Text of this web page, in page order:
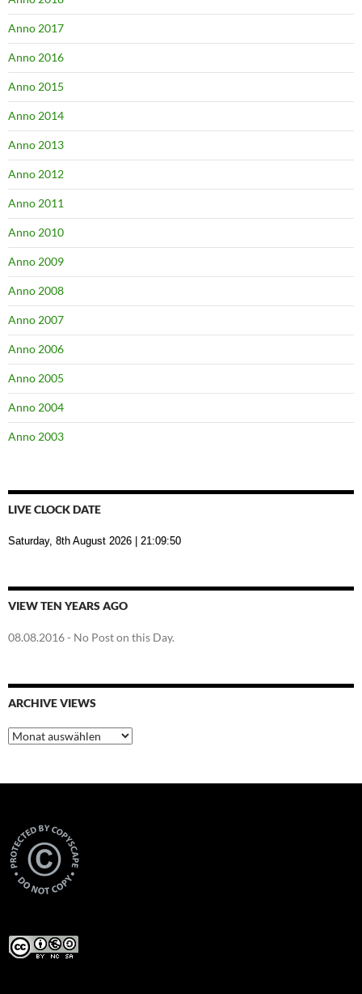
Anno 2017
Anno 2016
Anno 2015
Anno 2014
Anno 2013
Anno 2012
Anno 2011
Anno 2010
Anno 2009
Anno 2008
Anno 2007
Anno 2006
Anno 2005
Anno 2004
Anno 2003
LIVE CLOCK DATE
Saturday, 8th August 2026 | 21:09:51
VIEW TEN YEARS AGO
08.08.2016- No Post on this Day.
ARCHIVE VIEWS
Archive
Views